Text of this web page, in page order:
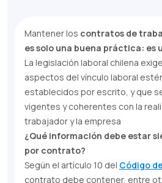
Mantener los contratos de
es solo una buena práctica: es
La legislación laboral chilena
aspectos del vínculo laboral
establecidos por escrito, y que
vigentes y coherentes con la
trabajador y la empresa
¿Qué información debe estar
por contrato?
Según el artículo 10 del Código
contrato debe contener, entre